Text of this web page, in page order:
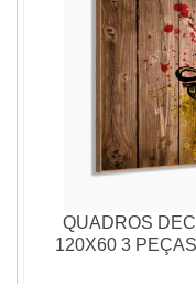
QUADROS
120X60 3